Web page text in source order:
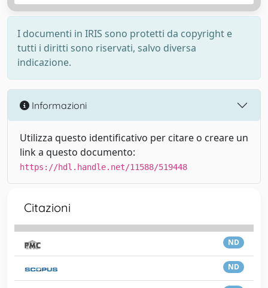
I documenti in IRIS sono protetti da copyright e
tutti i diritti sono riservati, salvo diversa
indicazione.
Informazioni
Utilizza questo identificativo per citare o creare un
link a questo documento:
https://hdl.handle.net/11588/519448
Citazioni
ND
ND